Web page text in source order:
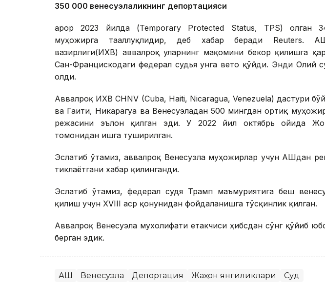
350 000 венесуэлаликнинг депортацияси
Қарор 2023 йилда (Temporary Protected Status, TPS) олган
муҳожирга тааллуқлидир, деб хабар беради Reuters.
вазирлиги(ИХВ) аввалроқ уларнинг мақомини бекор қилишга
Сан-Францискодаги федерал судья унга вето қўйди. Энди Олий
олди.
Аввалроқ ИХВ CHNV (Cuba, Haiti, Nicaragua, Venezuela) дастури
ва Гаити, Никарагуа ва Венесуэладан 500 мингдан ортиқ
режасини эълон қилган эди. У 2022 йил октябрь ойида
томонидан ишга туширилган.
Эслатиб ўтамиз, аввалроқ Венесуэла муҳожирлар учун АҚШдан
тиклаётгани хабар қилинганди.
Эслатиб ўтамиз, федерал судя Трамп маъмуриятига беш
қилиш учун XVIII аср қонунидан фойдаланишга тўсқинлик қилган.
Аввалроқ Венесуэла мухолифати етакчиси ҳибсдан сўнг қўйиб
берган эдик.
АҚШ Венесуэла Депортация Жаҳон янгиликлари Суд